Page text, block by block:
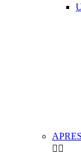
 